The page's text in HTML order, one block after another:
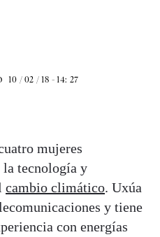
10 / 02 / 18 - 14: 27
mujeres
tecnología y
cambio climático. Uxúa
y tiene
con energías